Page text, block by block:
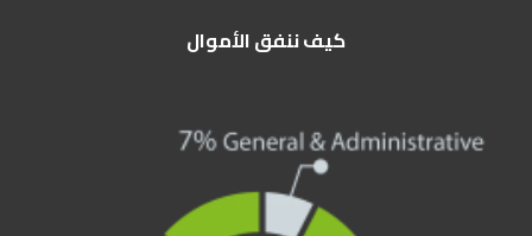
كيف ننفق الأموال